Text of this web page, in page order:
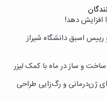
افزایش دهد!
اسبق دانشگاه شیراز
ساخت و ساز در ماه با کمک لیزر
ژن‌درمانی و رگ‌زایی طراحی